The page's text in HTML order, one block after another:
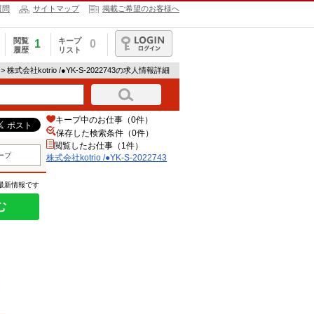
問 サイトマップ 掲載ご希望のお客様へ
閲覧
履歴
1
キープ
リスト
0
ログイン
> 株式会社kotrio /●YK-S-2022743の求人情報詳細
プ
新情報です
キープ中のお仕事（0件）
保存した検索条件（0件）
閲覧したお仕事（1件）
株式会社kotrio /●YK-S-2022743